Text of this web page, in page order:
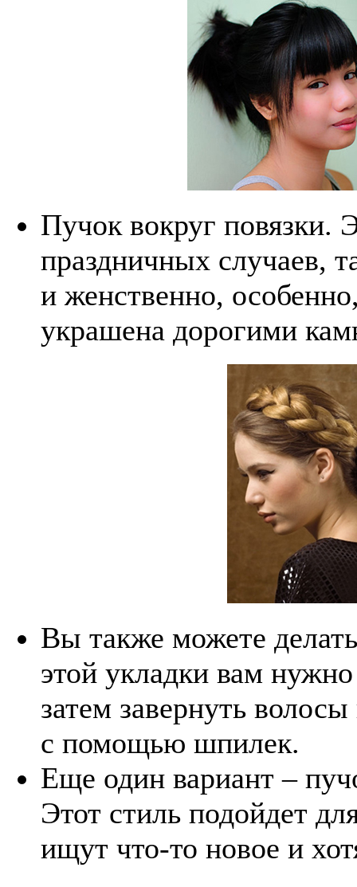
Пучок вокруг повязки.
праздничных случаев,
и женственно,
украшена дорогими
Вы также можете
этой укладки вам нужно
затем завернуть
с помощью шпилек.
Еще один вариант –
Этот стиль подойдет
ищут что-то новое и